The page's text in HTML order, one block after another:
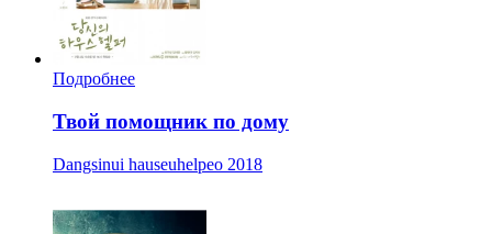
Подробнее
Твой помощник по дому
Dangsinui hauseuhelpeo 2018